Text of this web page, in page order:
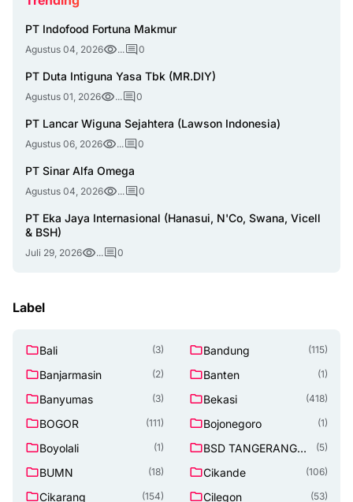
PT Indofood Fortuna Makmur
Agustus 04, 2026 ... 0
PT Duta Intiguna Yasa Tbk (MR.DIY)
Agustus 01, 2026 ... 0
PT Lancar Wiguna Sejahtera (Lawson Indonesia)
Agustus 06, 2026 ... 0
PT Sinar Alfa Omega
Agustus 04, 2026 ... 0
PT Eka Jaya Internasional (Hanasui, N'Co, Swana, Vicell
& BSH)
Juli 29, 2026 ... 0
Label
Bali (3) Bandung (115)
Banjarmasin (2) Banten (1)
Banyumas (3) Bekasi (418)
BOGOR (111) Bojonegoro (1)
Boyolali (1)
BSD TANGERANG
(5)
BUMN (18) Cikande (106)
Cikarang (154) Cilegon (53)